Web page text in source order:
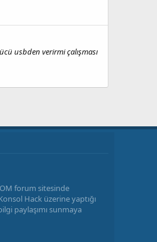
usbden verirmi çalışması
forum sitesinde
Hack üzerine yaptığı
paylaşımı sunmaya